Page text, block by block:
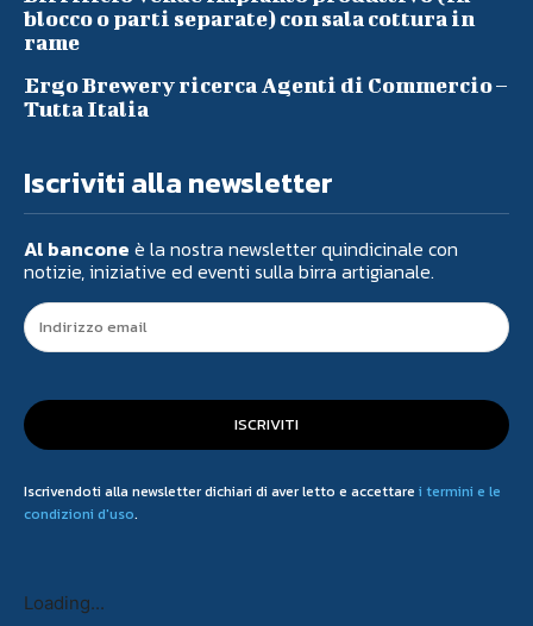
blocco o parti separate) con sala cottura in
rame
Ergo Brewery ricerca Agenti di Commercio –
Tutta Italia
Iscriviti alla newsletter
Al bancone è la nostra newsletter quindicinale con
notizie, iniziative ed eventi sulla birra artigianale.
ISCRIVITI
Iscrivendoti alla newsletter dichiari di aver letto e accettare i termini e le
condizioni d'uso.
Loading...